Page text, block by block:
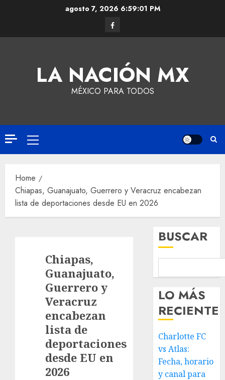
agosto 7, 2026 6:59:02 PM
LA NACIÓN MX
MÉXICO PARA TODOS
Home
Chiapas, Guanajuato, Guerrero y Veracruz encabezan
lista de deportaciones desde EU en 2026
Chiapas,
Guanajuato,
Guerrero y
Veracruz
encabezan
lista de
deportaciones
desde EU en
2026
BUSCAR
LO MÁS
RECIENTE
Charlotte FC
vs Atlas:
Fecha, horario
y canal para